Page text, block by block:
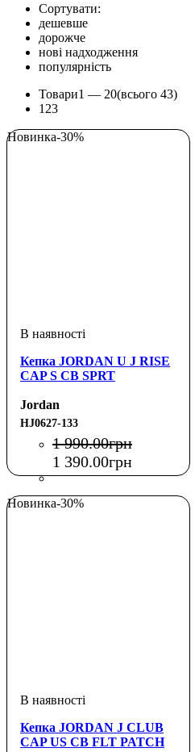
Сортувати:
дешевше
дорожче
нові надходження
популярність
Товари1 — 20(всього 43)
1 23
Новинка-30%
Кепка JORDAN U J RISE
CAP S CB SPRT
Jordan
HJ0627-133
1 990.00грн
1 390.00грн
Новинка-30%
Кепка JORDAN J CLUB
CAP US CB FLT PATCH